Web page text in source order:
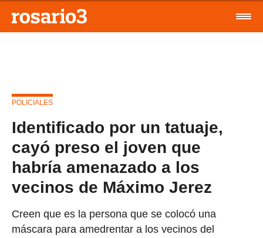
POLICIALES
Identificado por un tatuaje,
cayó preso el joven que
habría amenazado a los
vecinos de Máximo Jerez
Creen que es la persona que se colocó una
máscara para amedrentar a los vecinos del